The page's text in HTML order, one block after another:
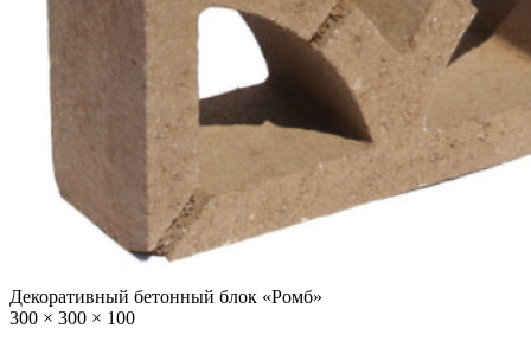
Декоративный бетонный блок «Ромб»
300 × 300 × 100